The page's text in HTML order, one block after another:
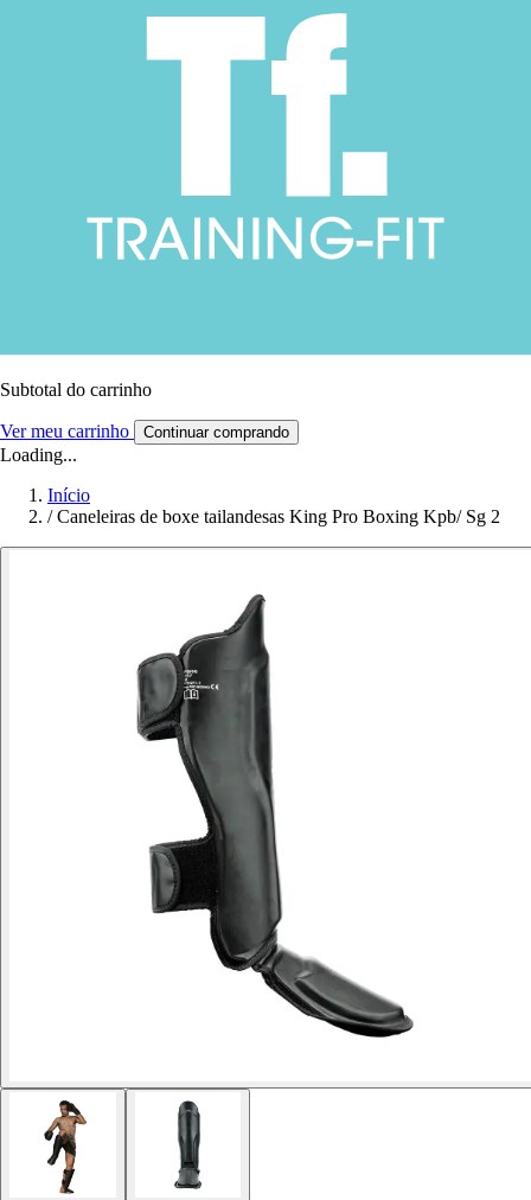
Subtotal do carrinho
Ver meu carrinho Continuar comprando
Loading...
Início
/ Caneleiras de boxe tailandesas King Pro Boxing Kpb/ Sg 2